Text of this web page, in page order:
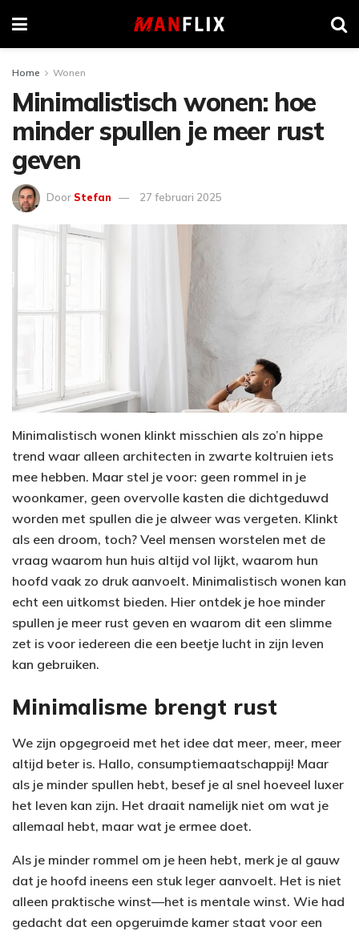
Home Wonen
Minimalistisch wonen: hoe
minder spullen je meer rust
geven
Door Stefan 27 februari 2025
Minimalistisch wonen klinkt misschien als zo’n hippe
trend waar alleen architecten in zwarte koltruien iets
mee hebben. Maar stel je voor: geen rommel in je
woonkamer, geen overvolle kasten die dichtgeduwd
worden met spullen die je alweer was vergeten. Klinkt
als een droom, toch? Veel mensen worstelen met de
vraag waarom hun huis altijd vol lijkt, waarom hun
hoofd vaak zo druk aanvoelt. Minimalistisch wonen kan
echt een uitkomst bieden. Hier ontdek je hoe minder
spullen je meer rust geven en waarom dit een slimme
zet is voor iedereen die een beetje lucht in zijn leven
kan gebruiken.
Minimalisme brengt rust
We zijn opgegroeid met het idee dat meer, meer, meer
altijd beter is. Hallo, consumptiemaatschappij! Maar
als je minder spullen hebt, besef je al snel hoeveel luxer
het leven kan zijn. Het draait namelijk niet om wat je
allemaal hebt, maar wat je ermee doet.
Als je minder rommel om je heen hebt, merk je al gauw
dat je hoofd ineens een stuk leger aanvoelt. Het is niet
alleen praktische winst—het is mentale winst. Wie had
gedacht dat een opgeruimde kamer staat voor een